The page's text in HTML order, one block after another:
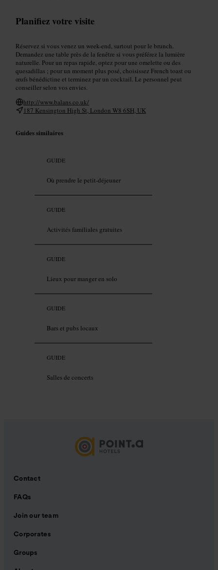
Planifiez votre visite
Réservez si vous venez un week-end, surtout pour le brunch.
Demandez une table près de la fenêtre si vous préférez la lumière
naturelle. Pour un repas rapide, optez pour une omelette ou des
quesadillas ; pour un moment plus posé, choisissez French toast ou
œufs bénédictine et terminez par un cocktail. Le personnel peut
conseiller selon vos envies.
http://www.balans.co.uk/
187 Kensington High St, London W8 6SH, UK
Guides similaires
GUIDE
Où prendre le petit-déjeuner
GUIDE
Activités familiales gratuites
GUIDE
Lieux pour manger en solo
GUIDE
Bars et pubs locaux
GUIDE
Salles de concerts
Contact
FAQs
Join our team
Corporates
Groups